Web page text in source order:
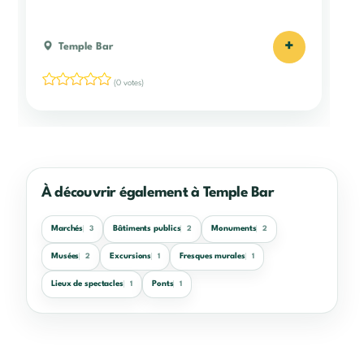
Temple Bar +
(0 votes)
À découvrir également à Temple Bar
Marchés 3 Bâtiments publics 2 Monuments 2
Musées 2 Excursions 1 Fresques murales 1
Lieux de spectacles 1 Ponts 1